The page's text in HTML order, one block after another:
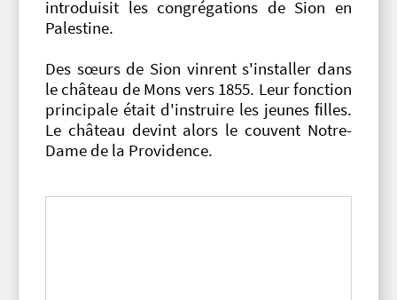
introduisit les congrégations de Sion en
Palestine.
Des sœurs de Sion vinrent s'installer dans
le château de Mons vers 1855. Leur fonction
principale était d'instruire les jeunes ﬁlles.
Le château devint alors le couvent Notre-
Dame de la Providence.